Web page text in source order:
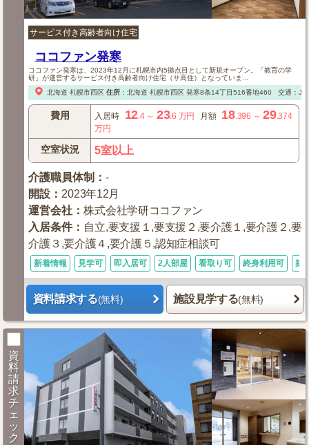
サービス付き高齢者向け住宅
ココファン発寒
ココファン発寒は、2023年12月に札幌市内5拠点目として新規オープン。「教育の学
研」が運営するサービス付き高齢者向け住宅（サ高住）となっていま...
北海道 札幌市西区 住所： 北海道 札幌市西区発寒8条14丁目516番地460 交通：JR
費用 入居時 12.4～ 23.6 万円 月額 18.396 ～29.374
万円
空室状況 5室以上
介護職員体制 ：-
開設 ： 2023年12月
運営会社 ：株式会社学研ココファン
入居条件： 自立,要支援１,要支援２,要介護１,要介護２,要
介護３,要介護４,要介護５,認知症相談可
新着情報 見学可 即入居可 2人部屋 看取り可 終身利用可 築
資料請求する(無料) 施設見学する(無料)
資
料
請
求
チ
ェ
ッ
ク